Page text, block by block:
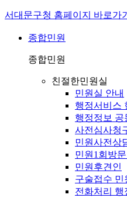
서대문구청 홈페이지 바로가기
종합민원
종합민원
친절한민원실
민원실 안내
행정서비스
행정정보 공
사전심사청
민원사전상
민원1회방
민원후견인
구술접수 민
전화처리 행